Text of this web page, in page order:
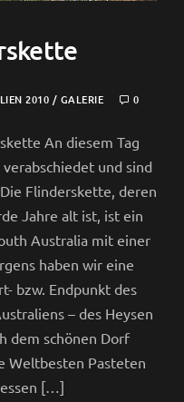
2010 / GALERIE 0
An diesem Tag
und sind
Flinderskette, deren
Jahre alt ist, ist ein
Australia mit einer
haben wir eine
bzw. Endpunkt des
– des Heysen
dem schönen Dorf
Weltbesten Pasteten
[…]